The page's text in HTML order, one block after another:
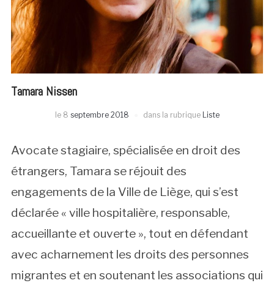
Tamara Nissen
le 8 septembre 2018 dans la rubrique Liste
Avocate stagiaire, spécialisée en droit des
étrangers, Tamara se réjouit des
engagements de la Ville de Liège, qui s’est
déclarée « ville hospitalière, responsable,
accueillante et ouverte », tout en défendant
avec acharnement les droits des personnes
migrantes et en soutenant les associations qui